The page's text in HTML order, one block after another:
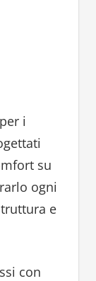
i
su
ogni
e
con